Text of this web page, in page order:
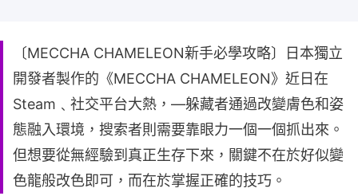
〔MECCHA CHAMELEON新手必學攻略〕日本獨立
開發者製作的《MECCHA CHAMELEON》近日在
Steam﹑社交平台大熱，—躲藏者通過改變膚色和姿
態融入環境，搜索者則需要靠眼力一個一個抓出來。
但想要從無經驗到真正生存下來，關鍵不在於好似變
色龍般改色即可，而在於掌握正確的技巧。